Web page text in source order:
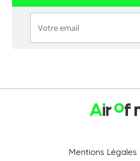
Mentions Légales